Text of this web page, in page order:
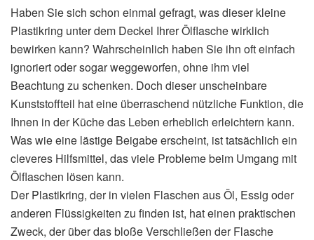
Haben Sie sich schon einmal gefragt, was dieser kleine
Plastikring unter dem Deckel Ihrer Ölflasche wirklich
bewirken kann? Wahrscheinlich haben Sie ihn oft einfach
ignoriert oder sogar weggeworfen, ohne ihm viel
Beachtung zu schenken. Doch dieser unscheinbare
Kunststoffteil hat eine überraschend nützliche Funktion, die
Ihnen in der Küche das Leben erheblich erleichtern kann.
Was wie eine lästige Beigabe erscheint, ist tatsächlich ein
cleveres Hilfsmittel, das viele Probleme beim Umgang mit
Ölflaschen lösen kann.
Der Plastikring, der in vielen Flaschen aus Öl, Essig oder
anderen Flüssigkeiten zu finden ist, hat einen praktischen
Zweck, der über das bloße Verschließen der Flasche